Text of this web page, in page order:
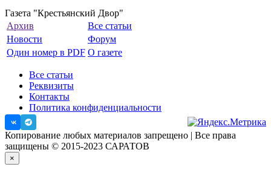
Газета "Крестьянский Двор"
Архив
Все статьи
Новости
Форум
Один номер в PDF О газете
Все статьи
Реквизиты
Контакты
Политика конфиденциальности
Копирование любых материалов запрещено | Все права
защищены © 2015-2023 САРАТОВ
×